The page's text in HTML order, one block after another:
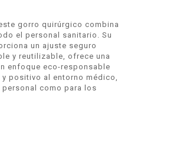
gorro quirúrgico combina
el personal sanitario. Su
un ajuste seguro
y reutilizable, ofrece una
enfoque eco-responsable
positivo al entorno médico,
como para los